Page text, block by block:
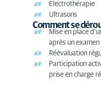
Electrothérapie
Ultrasons
Comment se
Mise en place
après un
Réévaluation
Participation
prise en charge